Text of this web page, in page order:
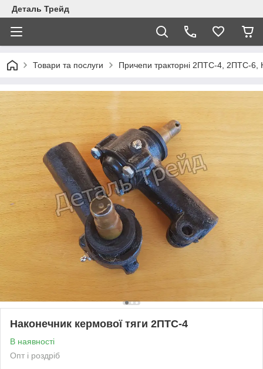
Деталь Трейд
Товари та послуги Причепи тракторні 2ПТС-4, 2ПТС-6,
Наконечник кермової тяги 2ПТС-4
В наявності
Опт і роздріб